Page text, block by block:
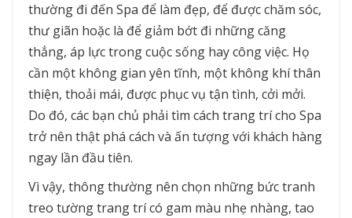
thường đi đến Spa để làm đẹp, để được chăm sóc,
thư giãn hoặc là để giảm bớt đi những căng
thẳng, áp lực trong cuộc sống hay công việc. Họ
cần một không gian yên tĩnh, một không khí thân
thiện, thoải mái, được phục vụ tận tình, cởi mởi.
Do đó, các bạn chủ phải tìm cách trang trí cho Spa
trở nên thật phá cách và ấn tượng với khách hàng
ngay lần đầu tiên.
Vì vậy, thông thường nên chọn những bức tranh
treo tường trang trí có gam màu nhẹ nhàng, tao